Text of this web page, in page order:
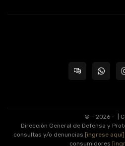
© - 2026 -
|
Dirección General de Defensa y
consultas y/o denuncias [ingrese aquí]
consumidores